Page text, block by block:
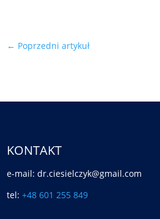
← Poprzedni artykuł
KONTAKT
e-mail: dr.ciesielczyk@gmail.com
tel:+48 601 255 849